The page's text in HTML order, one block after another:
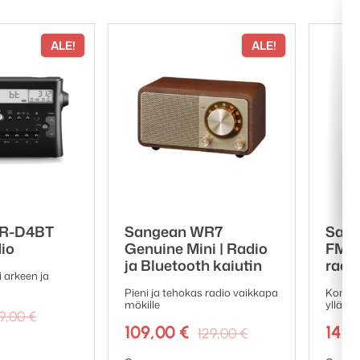
koska se latautuu
12 tunnin kuuntelun
pikavalintapainiketta,
ALE!
D4BT
ja
€Alkuperäinen
Nykyinen
ALE!
Sangean WR7
Genuine Mini | Radio
ja Bluetooth kaiutin
Pieni ja tehokas radio vaikkapa
mökille
129,00€Alkuperäinen
109,00 €
Nykyinen
FM